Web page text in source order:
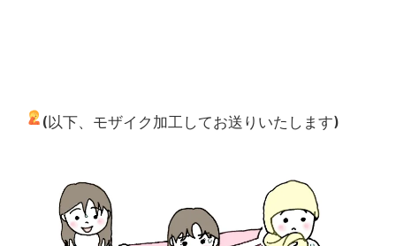
(以下、モザイク加工してお送りいたします)